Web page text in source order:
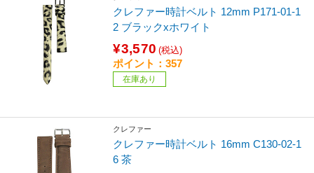
クレファー時計ベルト 12mm P171-01-1
2 ブラックxホワイト
¥3,570 (税込)
ポイント：357
在庫あり
クレファー
クレファー時計ベルト 16mm C130-02-1
6 茶